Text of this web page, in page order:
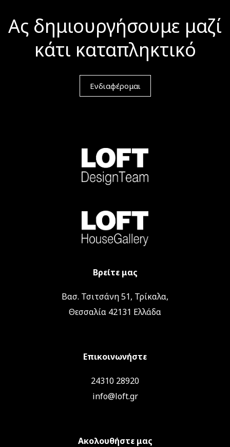
Ας δημιουργήσουμε μαζί
κάτι καταπληκτικό
Ενδιαφέρομαι
Βρείτε μας
Βασ. Τσιτσάνη 51, Τρίκαλα,
Θεσσαλία 42131 Ελλάδα
Επικοινωνήστε
24310 28920
info@loft.gr
Ακολουθήστε μας